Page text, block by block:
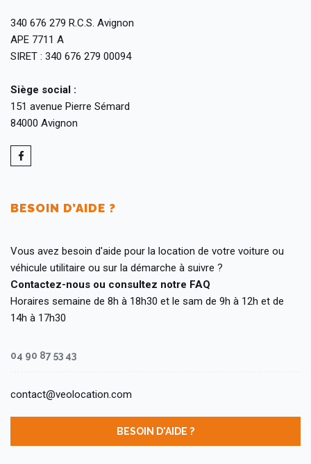
340 676 279 R.C.S. Avignon
APE 7711 A
SIRET : 340 676 279 00094
Siège social :
151 avenue Pierre Sémard
84000 Avignon
BESOIN D’AIDE ?
Vous avez besoin d'aide pour la location de votre voiture ou
véhicule utilitaire ou sur la démarche à suivre ?
Contactez-nous ou consultez notre FAQ
Horaires semaine de 8h à 18h30 et le sam de 9h à 12h et de
14h à 17h30
04 90 87 53 43
contact@veolocation.com
BESOIN D'AIDE ?